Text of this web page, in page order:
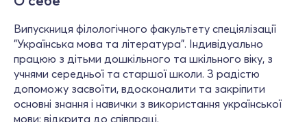
Випускниця філологічного факультету спеціялізації
"Українська мова та література". Індивідуально
працюю з дітьми дошкільного та шкільного віку, з
учнями середньої та старшої школи. З радістю
допоможу засвоїти, вдосконалити та закріпити
основні знання і навички з використання української
мови; відкрита до співпраці.